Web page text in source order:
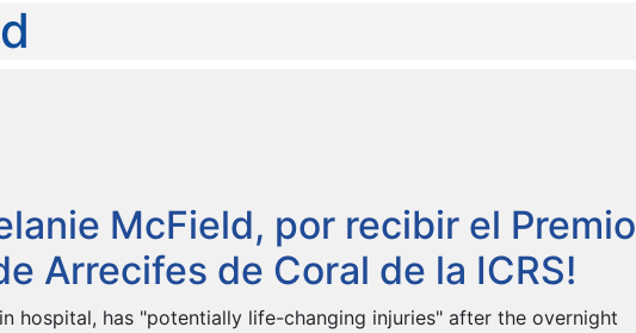
McField, por recibir el Premio
Arrecifes de Coral de la ICRS!
hospital, has "potentially life-changing injuries" after the overnight